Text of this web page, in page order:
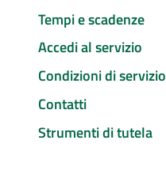
Tempi e scadenze
Accedi al servizio
Condizioni di servizio
Contatti
Strumenti di tutela